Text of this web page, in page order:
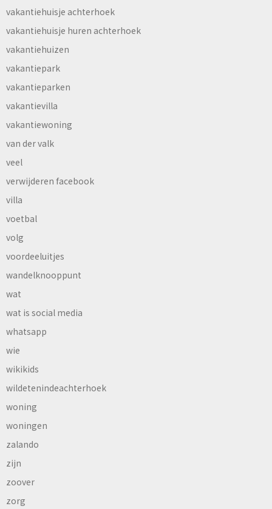
vakantiehuisje achterhoek
vakantiehuisje huren achterhoek
vakantiehuizen
vakantiepark
vakantieparken
vakantievilla
vakantiewoning
van der valk
veel
verwijderen facebook
villa
voetbal
volg
voordeeluitjes
wandelknooppunt
wat
wat is social media
whatsapp
wie
wikikids
wildetenindeachterhoek
woning
woningen
zalando
zijn
zoover
zorg